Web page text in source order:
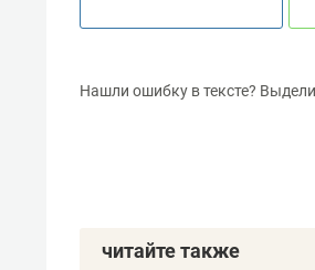
Нашли ошибку в тексте?
читайте также